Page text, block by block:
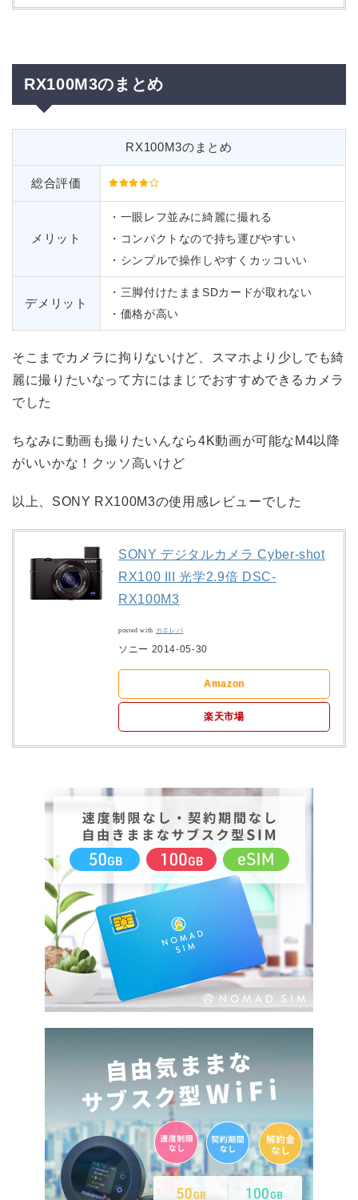
RX100M3のまとめ
RX100M3のまとめ
総合評価
メリット
・一眼レフ並みに綺麗に撮れる
・コンパクトなので持ち運びやすい
・シンプルで操作しやすくカッコいい
デメリット
・三脚付けたままSDカードが取れない
・価格が高い
そこまでカメラに拘りないけど、スマホより少しでも綺
麗に撮りたいなって方にはまじでおすすめできるカメラ
でした
ちなみに動画も撮りたいんなら4K動画が可能なM4以降
がいいかな！クッソ高いけど
以上、SONY RX100M3の使用感レビューでした
SONY デジタルカメラ Cyber-shot
RX100 III 光学2.9倍 DSC-
RX100M3
posted with カエレバ
ソニー 2014-05-30
Amazon
楽天市場